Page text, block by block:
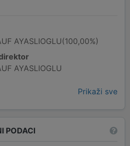
AYASLIOGLU(100,00%)
AYASLIOGLU
Prikaži sve
PODACI